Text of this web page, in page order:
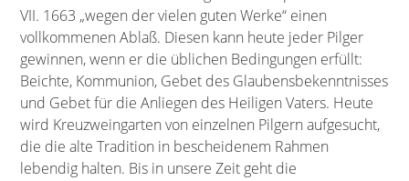
VII. 1663 „wegen der vielen guten Werke“ einen
vollkommenen Ablaß. Diesen kann heute jeder Pilger
gewinnen, wenn er die üblichen Bedingungen erfüllt:
Beichte, Kommunion, Gebet des Glaubensbekenntnisses
und Gebet für die Anliegen des Heiligen Vaters. Heute
wird Kreuzweingarten von einzelnen Pilgern aufgesucht,
die die alte Tradition in bescheidenem Rahmen
lebendig halten. Bis in unsere Zeit geht die